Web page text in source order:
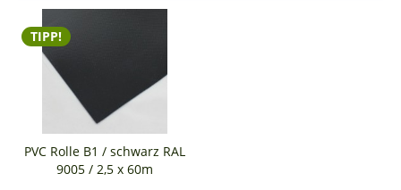
TIPP!
PVC Rolle B1 / schwarz RAL
9005 / 2,5 x 60m